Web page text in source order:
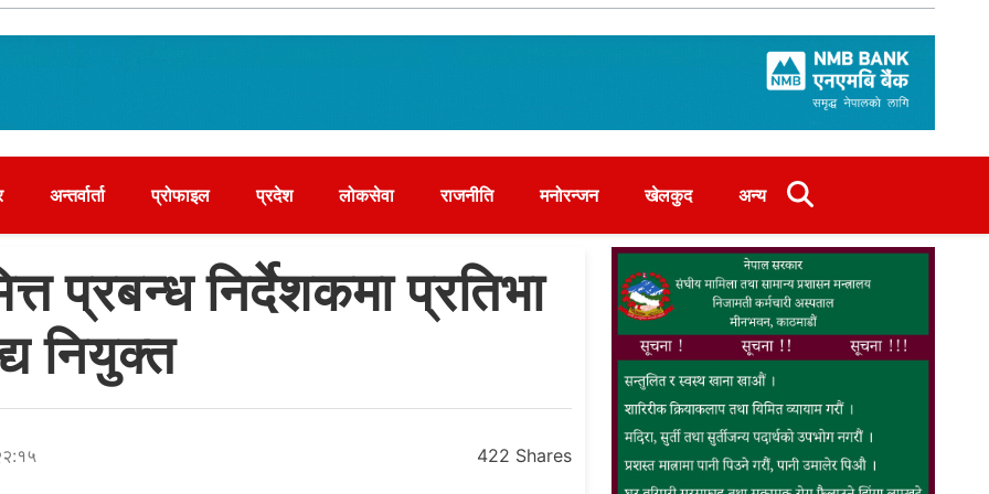
अन्तर्वार्ता प्रोफाइल प्रदेश लोकसेवा राजनीति मनोरन्जन खेलकुद अन्य
प्रबन्ध निर्देशकमा प्रतिभा
नियुक्त
422 Shares